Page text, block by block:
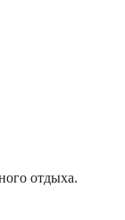
отдыха.